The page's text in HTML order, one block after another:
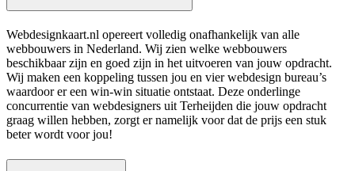
Webdesignkaart.nl opereert volledig onafhankelijk van alle
webbouwers in Nederland. Wij zien welke webbouwers
beschikbaar zijn en goed zijn in het uitvoeren van jouw opdracht.
Wij maken een koppeling tussen jou en vier webdesign bureau’s
waardoor er een win-win situatie ontstaat. Deze onderlinge
concurrentie van webdesigners uit Terheijden die jouw opdracht
graag willen hebben, zorgt er namelijk voor dat de prijs een stuk
beter wordt voor jou!